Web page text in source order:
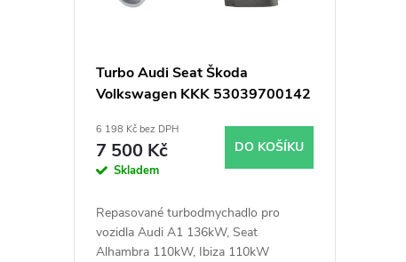
Turbo Audi Seat Škoda
Volkswagen KKK 53039700142
125kW 132kW 136kW
6 198 Kč bez DPH
7 500 Kč
Skladem
DO KOŠÍKU
Repasované turbodmychadlo pro
vozidla Audi A1 136kW, Seat
Alhambra 110kW, Ibiza 110kW